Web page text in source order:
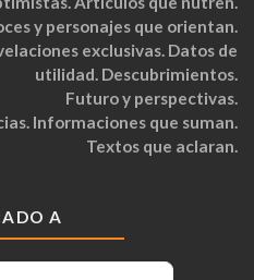
y personajes que orientan.
exclusivas. Datos de
utilidad. Descubrimientos.
Futuro y perspectivas.
Informaciones que suman.
Textos que aclaran.
A